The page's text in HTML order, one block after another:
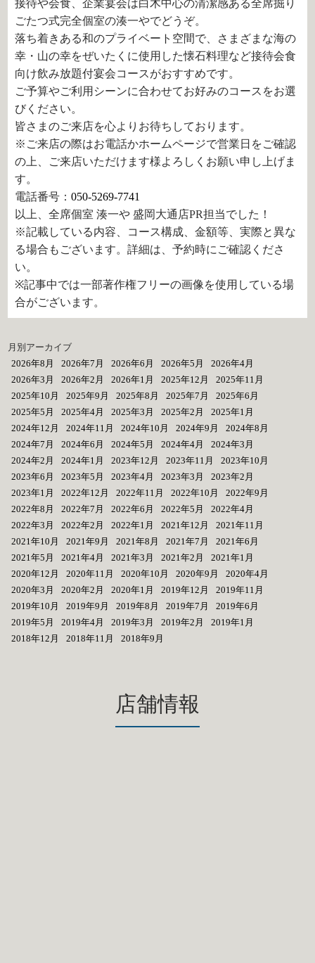
接待や会食、企業宴会は白木中心の清潔感ある全席掘り
ごたつ式完全個室の湊一やでどうぞ。
落ち着きある和のプライベート空間で、さまざまな海の
幸・山の幸をぜいたくに使用した懐石料理など接待会食
向け飲み放題付宴会コースがおすすめです。
ご予算やご利用シーンに合わせてお好みのコースをお選
びください。
皆さまのご来店を心よりお待ちしております。
※ご来店の際はお電話かホームページで営業日をご確認
の上、ご来店いただけます様よろしくお願い申し上げま
す。
電話番号：050-5269-7741
以上、全席個室 湊一や 盛岡大通店PR担当でした！
※記載している内容、コース構成、金額等、実際と異な
る場合もございます。詳細は、予約時にご確認くださ
い。
※記事中では一部著作権フリーの画像を使用している場
合がございます。
月別アーカイブ
2026年8月
2026年7月 2026年6月 2026年5月
2026年4月
2026年3月
2026年2月 2026年1月 2025年12月
2025年11月
2025年10月
2025年9月 2025年8月 2025年7月
2025年6月
2025年5月
2025年4月 2025年3月 2025年2月
2025年1月
2024年12月
2024年11月 2024年10月 2024年9月
2024年8月
2024年7月
2024年6月 2024年5月 2024年4月
2024年3月
2024年2月
2024年1月 2023年12月 2023年11月
2023年10月
2023年6月
2023年5月 2023年4月 2023年3月
2023年2月
2023年1月
2022年12月 2022年11月 2022年10月
2022年9月
2022年8月
2022年7月 2022年6月 2022年5月
2022年4月
2022年3月
2022年2月 2022年1月 2021年12月
2021年11月
2021年10月
2021年9月 2021年8月 2021年7月
2021年6月
2021年5月
2021年4月 2021年3月 2021年2月
2021年1月
2020年12月
2020年11月 2020年10月 2020年9月
2020年4月
2020年3月
2020年2月 2020年1月 2019年12月
2019年11月
2019年10月
2019年9月 2019年8月 2019年7月
2019年6月
2019年5月
2019年4月 2019年3月 2019年2月
2019年1月
2018年12月
2018年11月 2018年9月
店舗情報